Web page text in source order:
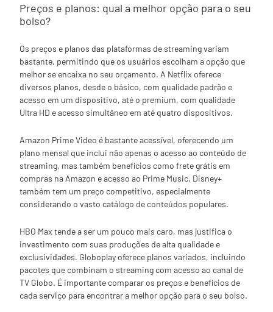
Preços e planos: qual a melhor opção para o seu
bolso?
Os preços e planos das plataformas de streaming variam
bastante, permitindo que os usuários escolham a opção que
melhor se encaixa no seu orçamento. A Netflix oferece
diversos planos, desde o básico, com qualidade padrão e
acesso em um dispositivo, até o premium, com qualidade
Ultra HD e acesso simultâneo em até quatro dispositivos.
Amazon Prime Video é bastante acessível, oferecendo um
plano mensal que inclui não apenas o acesso ao conteúdo de
streaming, mas também benefícios como frete grátis em
compras na Amazon e acesso ao Prime Music. Disney+
também tem um preço competitivo, especialmente
considerando o vasto catálogo de conteúdos populares.
HBO Max tende a ser um pouco mais caro, mas justifica o
investimento com suas produções de alta qualidade e
exclusividades. Globoplay oferece planos variados, incluindo
pacotes que combinam o streaming com acesso ao canal de
TV Globo. É importante comparar os preços e benefícios de
cada serviço para encontrar a melhor opção para o seu bolso.